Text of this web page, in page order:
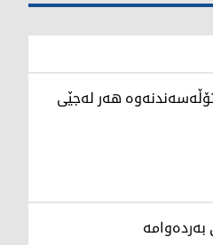
تۆڵەسەندنەوە هەر لەجێی